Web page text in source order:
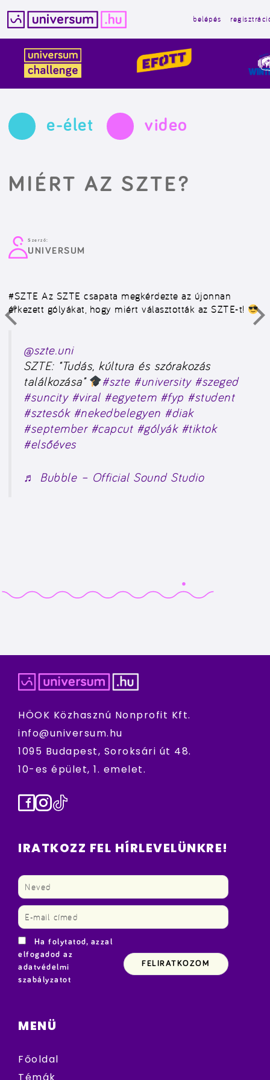
tartalomba
belépés
e-élet video
MIÉRT AZ SZTE?
Szerző:
UNIVERSUM
#SZTE Az SZTE csapata megkérdezte az újonnan
érkezett gólyákat, hogy miért választották az SZTE-t!
@szte.uni
SZTE: “Tudás, kúltura és szórakozás
találkozása”
#szte #university #szeged
#suncity #viral #egyetem #fyp #student
#sztesók #nekedbelegyen #diak
#september #capcut #gólyák #tiktok
#elsőéves
♬ Bubble – Official Sound Studio
HÖOK Közhasznú Nonprofit Kft.
info@universum.hu
1095 Budapest, Soroksári út 48.
10-es épület, 1. emelet.
Facebook
Instagram
TikTok
IRATKOZZ FEL HÍRLEVELÜNKRE!
Ha folytatod, azzal
elfogadod az
adatvédelmi
szabályzatot
MENÜ
Főoldal